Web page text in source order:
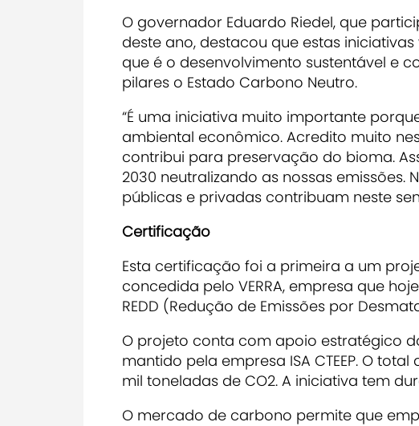
O governador Eduardo Riedel, que
deste ano, destacou que estas
que é o desenvolvimento sustentável e
pilares o Estado Carbono Neutro.
“É uma iniciativa muito importante
ambiental econômico. Acredito muito
contribui para preservação do bioma.
2030 neutralizando as nossas
públicas e privadas contribuam neste
Certificação
Esta certificação foi a primeira a um
concedida pelo VERRA, empresa que
REDD (Redução de Emissões por
O projeto conta com apoio estratégico
mantido pela empresa ISA CTEEP. O
mil toneladas de CO2. A iniciativa tem
O mercado de carbono permite que